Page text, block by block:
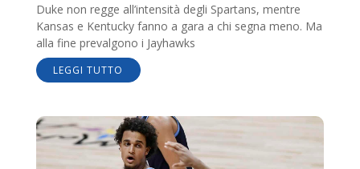
Duke non regge all’intensità degli Spartans, mentre
Kansas e Kentucky fanno a gara a chi segna meno. Ma
alla fine prevalgono i Jayhawks
LEGGI TUTTO